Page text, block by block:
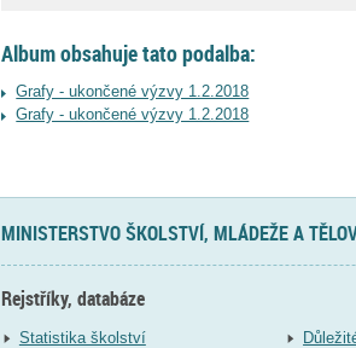
Album obsahuje tato podalba:
Grafy - ukončené výzvy 1.2.2018
Grafy - ukončené výzvy 1.2.2018
MINISTERSTVO ŠKOLSTVÍ, MLÁDEŽE A
Rejstříky, databáze
Statistika školství